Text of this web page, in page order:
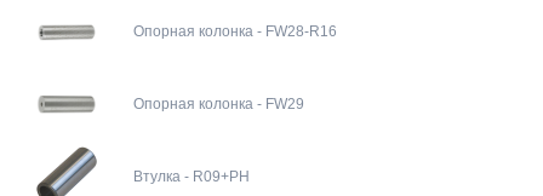
Опорная колонка - FW28-R16
Опорная колонка - FW29
Втулка - R09+PH